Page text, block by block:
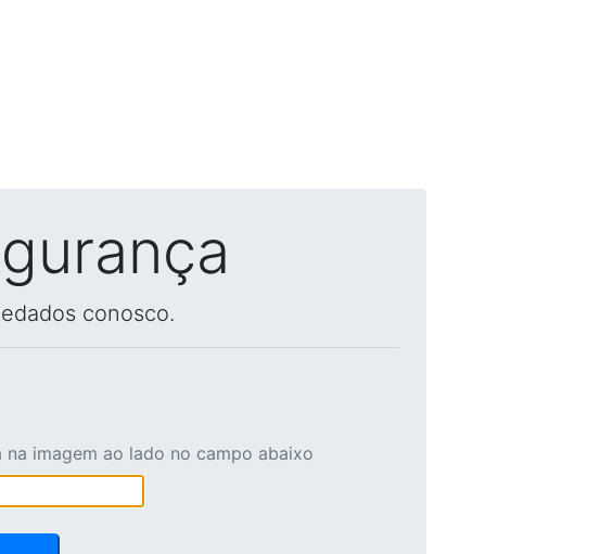
conosco.
na imagem ao lado no campo abaixo